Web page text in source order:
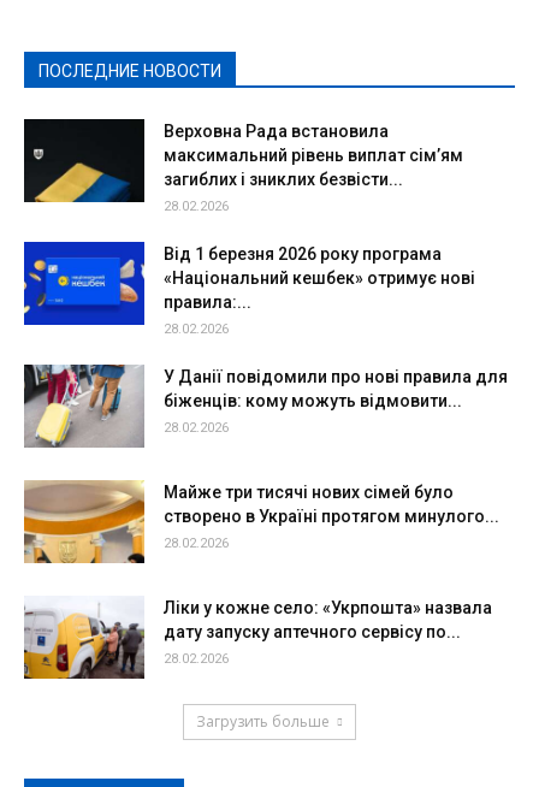
ПОСЛЕДНИЕ НОВОСТИ
Верховна Рада встановила
максимальний рівень виплат сім’ям
загиблих і зниклих безвісти...
28.02.2026
Від 1 березня 2026 року програма
«Національний кешбек» отримує нові
правила:...
28.02.2026
У Данії повідомили про нові правила для
біженців: кому можуть відмовити...
28.02.2026
Майже три тисячі нових сімей було
створено в Україні протягом минулого...
28.02.2026
Ліки у кожне село: «Укрпошта» назвала
дату запуску аптечного сервісу по...
28.02.2026
Загрузить больше